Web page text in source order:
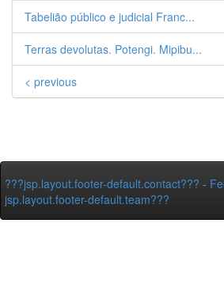
Tabelião público e judicial Franc...
Terras devolutas. Potengi. Mipibu...
< previous
???jsp.layout.footer-default.contact??? -
jsp.layout.footer-default.team???